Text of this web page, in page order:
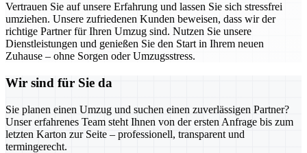
Vertrauen Sie auf unsere Erfahrung und lassen Sie sich stressfrei
umziehen. Unsere zufriedenen Kunden beweisen, dass wir der
richtige Partner für Ihren Umzug sind. Nutzen Sie unsere
Dienstleistungen und genießen Sie den Start in Ihrem neuen
Zuhause – ohne Sorgen oder Umzugsstress.
Wir sind für Sie da
Sie planen einen Umzug und suchen einen zuverlässigen Partner?
Unser erfahrenes Team steht Ihnen von der ersten Anfrage bis zum
letzten Karton zur Seite – professionell, transparent und
termingerecht.